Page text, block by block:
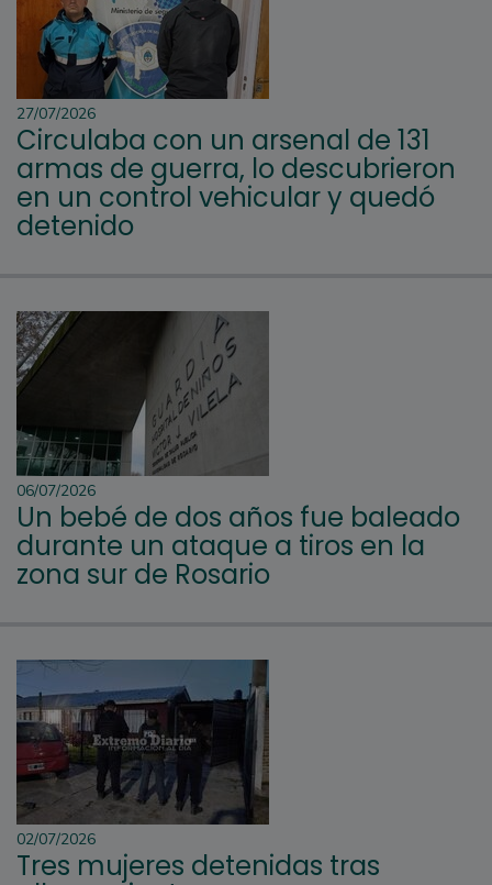
27/07/2026
Circulaba con un arsenal de 131
armas de guerra, lo descubrieron
en un control vehicular y quedó
detenido
06/07/2026
Un bebé de dos años fue baleado
durante un ataque a tiros en la
zona sur de Rosario
02/07/2026
Tres mujeres detenidas tras